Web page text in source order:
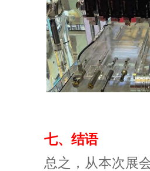
七、结语
总之，从本次展